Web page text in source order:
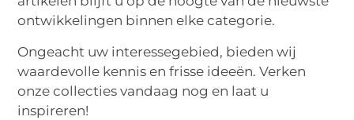
ontwikkelingen binnen elke categorie.
Ongeacht uw interessegebied, bieden wij
waardevolle kennis en frisse ideeën. Verken
onze collecties vandaag nog en laat u
inspireren!